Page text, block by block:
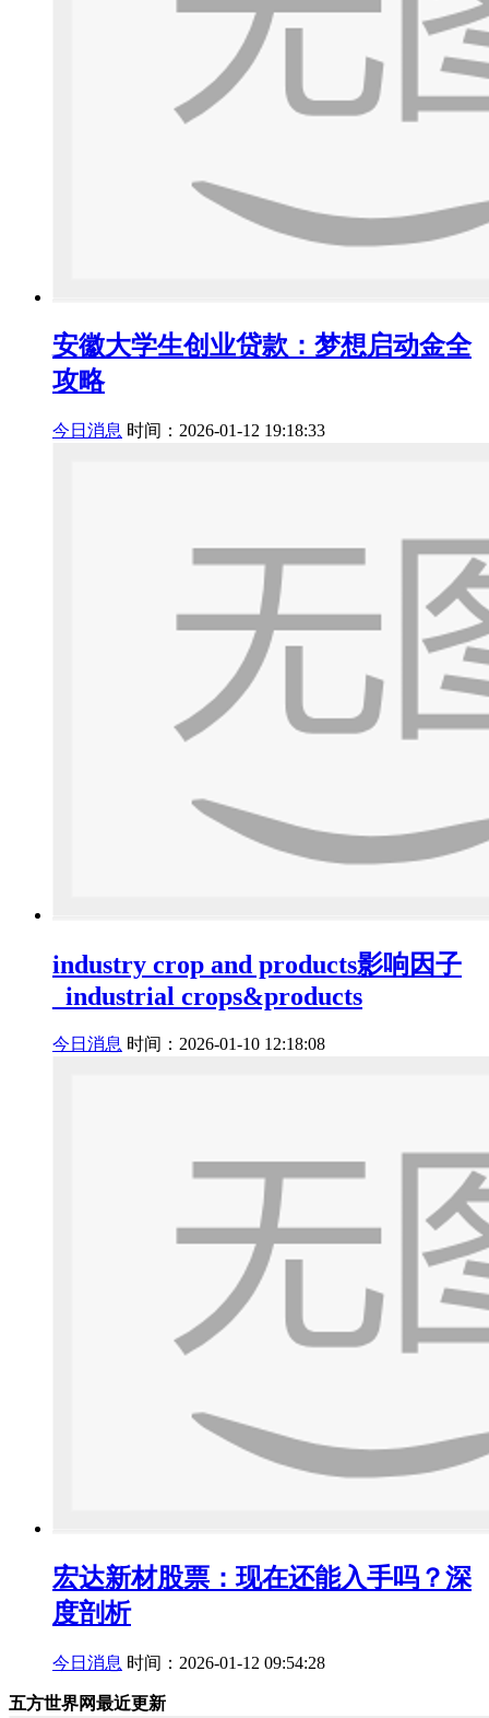
安徽大学生创业贷款：梦想启动金全
攻略
今日消息 时间：2026-01-12 19:18:33
industry crop and products影响因子
_industrial crops&products
今日消息 时间：2026-01-10 12:18:08
宏达新材股票：现在还能入手吗？深
度剖析
今日消息 时间：2026-01-12 09:54:28
五方世界网最近更新